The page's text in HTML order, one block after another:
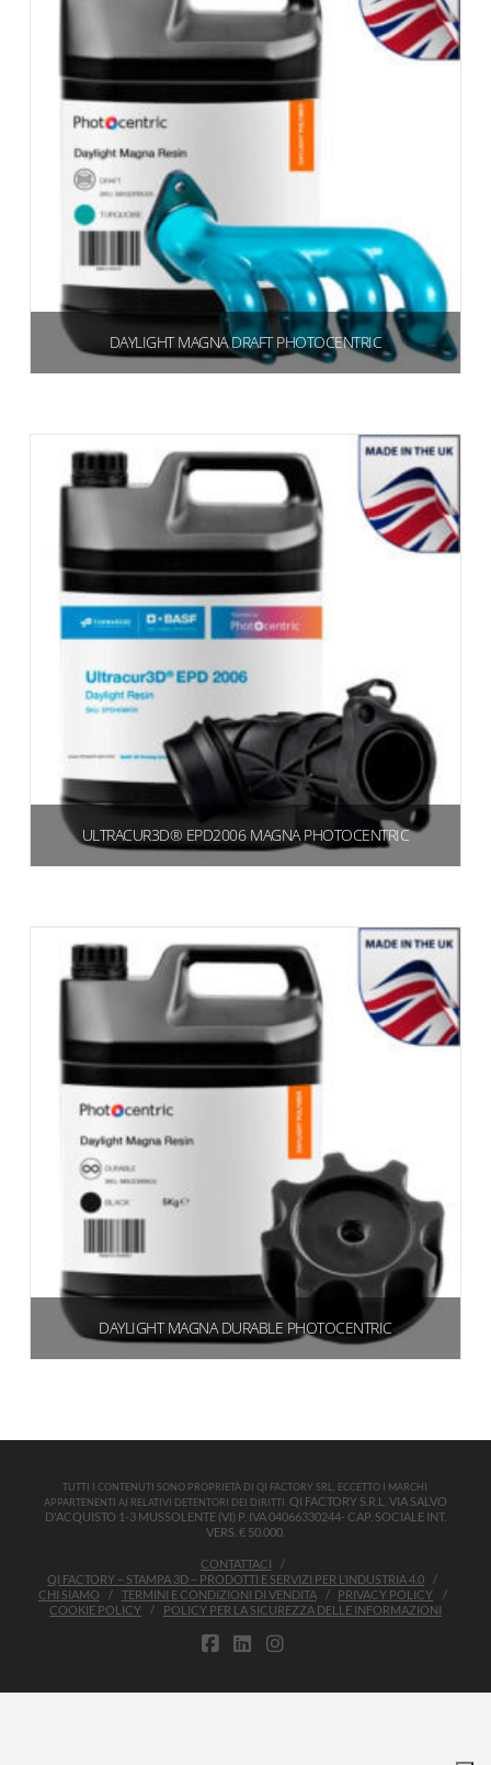
DAYLIGHT MAGNA DRAFT PHOTOCENTRIC
Aggiungi al carrello
ULTRACUR3D® EPD2006 MAGNA PHOTOCENTRIC
Aggiungi al carrello
DAYLIGHT MAGNA DURABLE PHOTOCENTRIC
TUTTI I CONTENUTI SONO PROPRIETÀ DI QI FACTORY SRL, ECCETTO I MARCHI
APPARTENENTI AI RELATIVI DETENTORI DEI DIRITTI.
QI FACTORY S.R.L. VIA SALVO
D'ACQUISTO 1-3 MUSSOLENTE (VI) P. IVA 04066330244- CAP. SOCIALE INT.
VERS. € 50.000.
CONTATTACI
QI FACTORY – STAMPA 3D – PRODOTTI E SERVIZI PER L’INDUSTRIA 4.0
CHI SIAMO
TERMINI E CONDIZIONI DI VENDITA
PRIVACY POLICY
COOKIE POLICY
POLICY PER LA SICUREZZA DELLE INFORMAZIONI